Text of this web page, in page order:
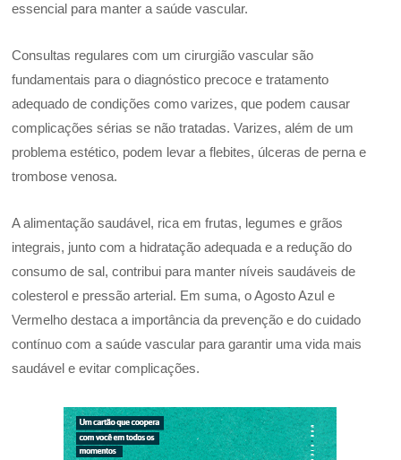
essencial para manter a saúde vascular.
Consultas regulares com um cirurgião vascular são
fundamentais para o diagnóstico precoce e tratamento
adequado de condições como varizes, que podem causar
complicações sérias se não tratadas. Varizes, além de um
problema estético, podem levar a flebites, úlceras de perna e
trombose venosa.
A alimentação saudável, rica em frutas, legumes e grãos
integrais, junto com a hidratação adequada e a redução do
consumo de sal, contribui para manter níveis saudáveis de
colesterol e pressão arterial. Em suma, o Agosto Azul e
Vermelho destaca a importância da prevenção e do cuidado
contínuo com a saúde vascular para garantir uma vida mais
saudável e evitar complicações.